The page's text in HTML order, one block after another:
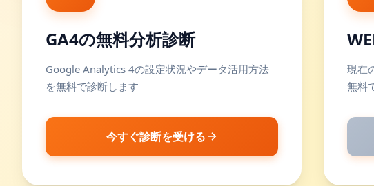
GA4の無料分析診断
Google Analytics 4の設定状況やデータ活用方法
を無料で診断します
今すぐ診断を受ける
現在
無料